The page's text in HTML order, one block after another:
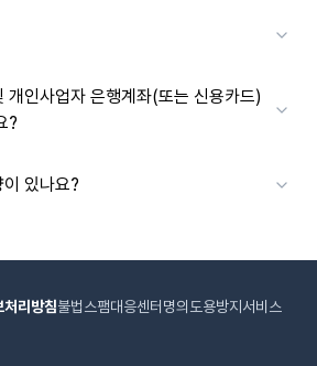
개인사업자 은행계좌(또는 신용카드)
?
있나요?
처리방침불법스팸대응센터 명의도용방지서비스